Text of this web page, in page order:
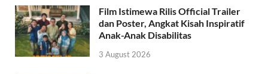
Film Istimewa Rilis Official Trailer
dan Poster, Angkat Kisah Inspiratif
Anak-Anak Disabilitas
3 August 2026